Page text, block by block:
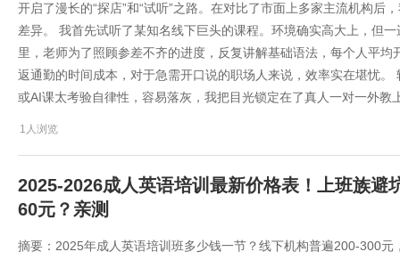
开启了漫长的“探店”和“试听”之路。在对比了市面上多家主流机构后
差异。 我首先试听了某知名线下巨头的课程。环境确实高大上，但
里，老师为了照顾参差不齐的进度，反复讲解基础语法，每个人平
返通勤的时间成本，对于急需开口说的职场人来说，效率实在堪忧
或AI课太考验自律性，容易落灰，我把目光锁定在了真人一对一外教
1人浏览
2025-2026成人英语培训最新价格表！上班族避
60元？亲测
摘要：2025年成人英语培训班多少钱一节？线下机构普遍200-300